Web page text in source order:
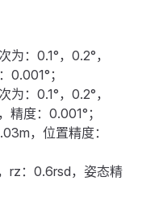
：0.1°，0.2°，
0.001°；
：0.1°，0.2°，
精度：0.001°；
，位置精度：
rz：0.6rsd，姿态精